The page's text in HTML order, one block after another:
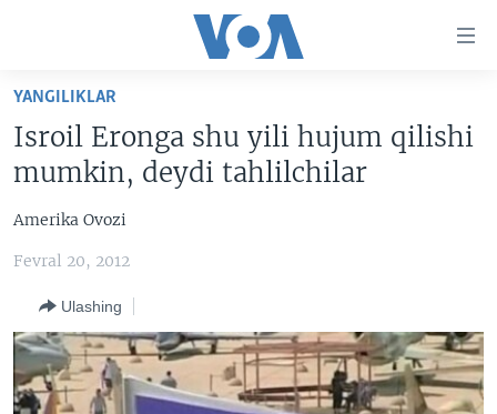
Boshiga
Qidiruvga
o'ting
AMERIKA
MULTIMEDIA
AMERIKA MANZARALARI
XALQARO HAYOT
IJTIMOIY TARMOQLAR
FACEBOOK
INGLIZ TILI DARSLARI
YANGILIKLAR
Isroil Eronga shu yili hujum qilishi
mumkin, deydi tahlilchilar
Amerika Ovozi
Fevral 20, 2012
Ulashing